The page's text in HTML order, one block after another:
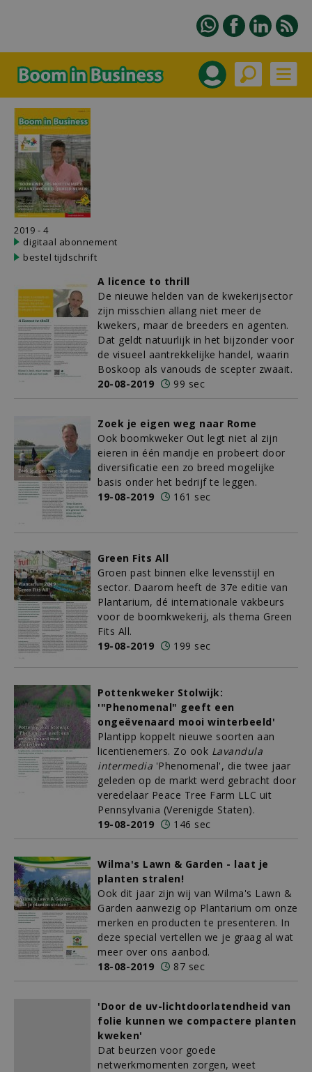
2019 - 4
digitaal abonnement
bestel tijdschrift
A licence to thrill
De nieuwe helden van de kwekerijsector
zijn misschien allang niet meer de
kwekers, maar de breeders en agenten.
Dat geldt natuurlijk in het bijzonder voor
de visueel aantrekkelijke handel, waarin
Boskoop als vanouds de scepter zwaait.
20-08-2019
99 sec
Zoek je eigen weg naar Rome
Ook boomkweker Out legt niet al zijn
eieren in één mandje en probeert door
diversificatie een zo breed mogelijke
basis onder het bedrijf te leggen.
19-08-2019
161 sec
Green Fits All
Groen past binnen elke levensstijl en
sector. Daarom heeft de 37e editie van
Plantarium, dé internationale vakbeurs
voor de boomkwekerij, als thema Green
Fits All.
19-08-2019
199 sec
Pottenkweker Stolwijk:
'"Phenomenal" geeft een
ongeëvenaard mooi winterbeeld'
Plantipp koppelt nieuwe soorten aan
licentienemers. Zo ook Lavandula
intermedia 'Phenomenal', die twee jaar
geleden op de markt werd gebracht door
veredelaar Peace Tree Farm LLC uit
Pennsylvania (Verenigde Staten).
19-08-2019
146 sec
Wilma's Lawn & Garden - laat je
planten stralen!
Ook dit jaar zijn wij van Wilma's Lawn &
Garden aanwezig op Plantarium om onze
merken en producten te presenteren. In
deze special vertellen we je graag al wat
meer over ons aanbod.
18-08-2019
87 sec
'Door de uv-lichtdoorlatendheid van
folie kunnen we compactere planten
kweken'
Dat beurzen voor goede
netwerkmomenten zorgen, weet